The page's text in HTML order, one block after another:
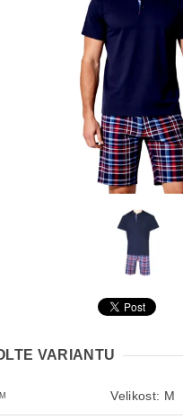
VARIANTU
Velikost: M